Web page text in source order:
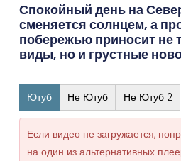
Спокойный день на
сменяется солнцем, а
побережью приносит не
виды, но и грустные
Ютуб Не Ютуб Не Ютуб 2
Если видео не загружается,
на один из альтернативных